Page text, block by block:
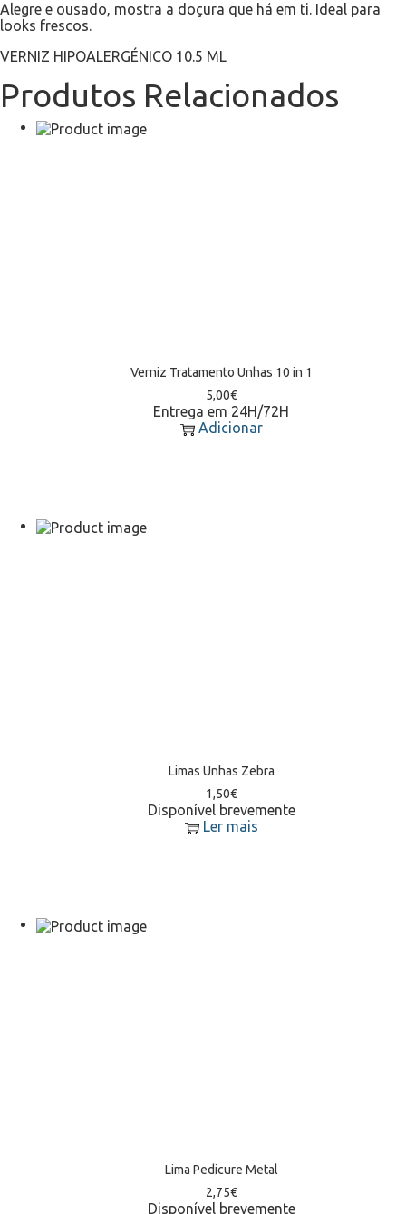
Alegre e ousado, mostra a doçura que há em ti. Ideal para
looks frescos.
VERNIZ HIPOALERGÉNICO 10.5 ML
Produtos Relacionados
Verniz Tratamento Unhas 10 in 1
5,00€
Entrega em 24H/72H
Adicionar
Limas Unhas Zebra
1,50€
Disponível brevemente
Ler mais
Lima Pedicure Metal
2,75€
Disponível brevemente